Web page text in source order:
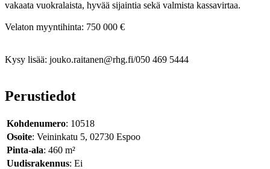
vakaata vuokralaista, hyvää sijaintia sekä valmista kassavirtaa.
Velaton myyntihinta: 750 000 €
Kysy lisää: jouko.raitanen@rhg.fi/050 469 5444
Perustiedot
Kohdenumero: 10518
Osoite: Veininkatu 5, 02730 Espoo
Pinta-ala: 460 m²
Uudisrakennus: Ei